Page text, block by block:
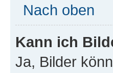
Nach oben
Kann ich
Ja, Bilder